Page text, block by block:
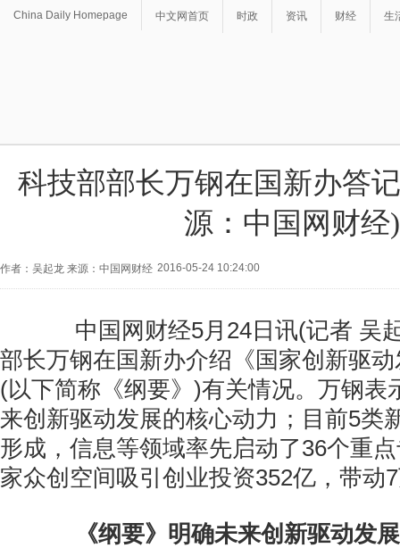
China Daily Homepage 中文网首页 时政 资讯 财经 生
科技部部长万钢在国新办答
源：中国网财经)
作者：吴起龙 来源：中国网财经 2016-05-24 10:24:00
中国网财经5月24日讯(记者 吴
部长万钢在国新办介绍《国家创新驱
(以下简称《纲要》)有关情况。万钢表
来创新驱动发展的核心动力；目前5类
形成，信息等领域率先启动了36个重
家众创空间吸引创业投资352亿，带动
《纲要》明确未来创新驱动发